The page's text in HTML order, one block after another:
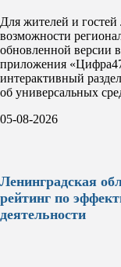
Для жителей и
возможности
обновленной версии
приложения
интерактивный
об универсальных
05-08-2026
Ленинградская
рейтинг по
деятельности